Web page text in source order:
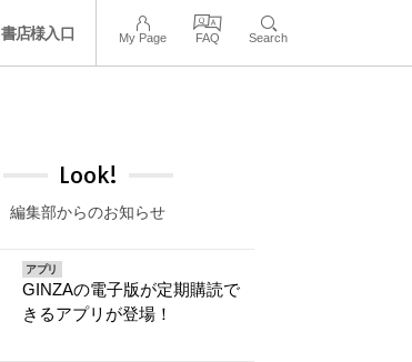
書店様入口 My Page FAQ Search
Look!
編集部からのお知らせ
アプリ
GINZAの電子版が定期購読で
きるアプリが登場！